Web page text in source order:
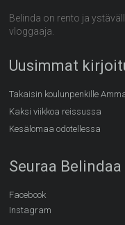
Belinda on rento ja
vloggaaja.
Uusimmat
Takaisin koulunpenkille
Kaksi viikkoa reissussa
Kesälomaa odotellessa
Seuraa Belindaa
Facebook
Instagram